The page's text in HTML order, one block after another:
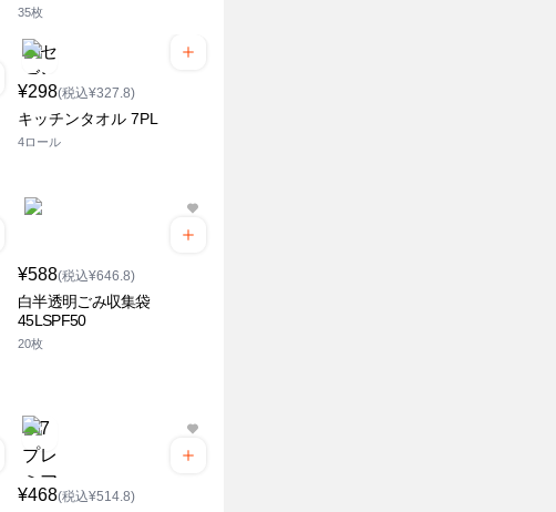
35枚
¥298(税込¥327.8)
キッチンタオル 7PL
4ロール
¥588(税込¥646.8)
白半透明ごみ収集袋
45LSPF50
20枚
¥468(税込¥514.8)